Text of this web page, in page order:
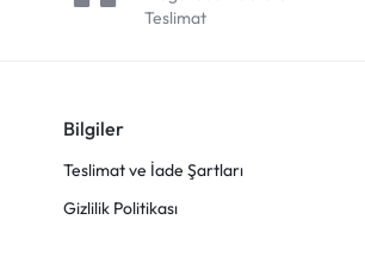
Teslimat
Bilgiler
Teslimat ve İade Şartları
Gizlilik Politikası